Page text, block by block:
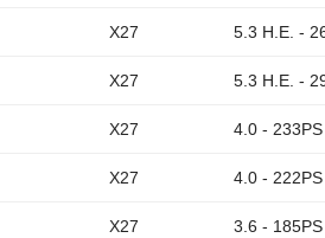
X27 5.3 H.E. -
X27 5.3 H.E. -
X27 4.0 - 233PS
X27 4.0 - 222PS
X27 3.6 - 185PS